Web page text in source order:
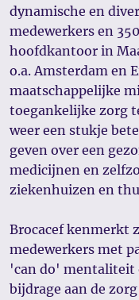
dynamische en
medewerkers en
hoofdkantoor in
o.a. Amsterdam en
maatschappelijke
toegankelijke zorg
weer een stukje
geven over een
medicijnen en
ziekenhuizen en
Brocacef kenmerkt
medewerkers met
'can do' mentaliteit
bijdrage aan de